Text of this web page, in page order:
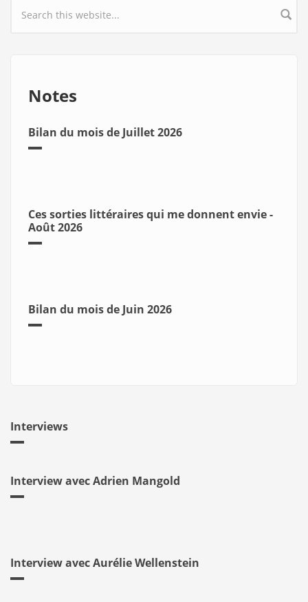
Search form
Notes
Bilan du mois de Juillet 2026
Ces sorties littéraires qui me donnent envie -
Août 2026
Bilan du mois de Juin 2026
Interviews
Interview avec Adrien Mangold
Interview avec Aurélie Wellenstein